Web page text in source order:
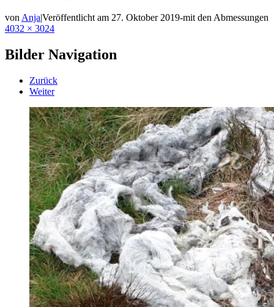
von Anja|Veröffentlicht am 27. Oktober 2019-mit den Abmessungen
4032 × 3024
Bilder Navigation
Zurück
Weiter